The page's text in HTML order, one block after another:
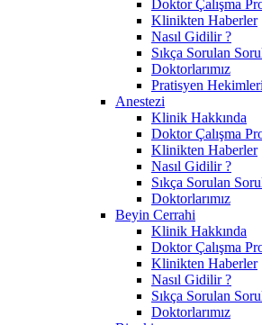
Doktor Çalışma
Klinikten Haberler
Nasıl Gidilir ?
Sıkça Sorulan
Doktorlarımız
Pratisyen
Anestezi
Klinik Hakkında
Doktor Çalışma
Klinikten Haberler
Nasıl Gidilir ?
Sıkça Sorulan
Doktorlarımız
Beyin Cerrahi
Klinik Hakkında
Doktor Çalışma
Klinikten Haberler
Nasıl Gidilir ?
Sıkça Sorulan
Doktorlarımız